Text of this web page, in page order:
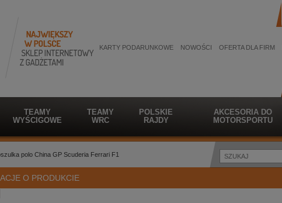
KARTY PODARUNKOWE NOWOŚCI OFERTA DLA FIRM
TEAMY
WYŚCIGOWE
TEAMY
WRC
POLSKIE
RAJDY
AKCESORIA DO
MOTORSPORTU
polo China GP Scuderia Ferrari F1
O PRODUKCIE